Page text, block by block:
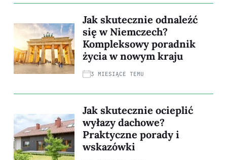
Jak skutecznie odnaleźć
się w Niemczech?
Kompleksowy poradnik
życia w nowym kraju
3 MIESIĄCE TEMU
Jak skutecznie ocieplić
wyłazy dachowe?
Praktyczne porady i
wskazówki